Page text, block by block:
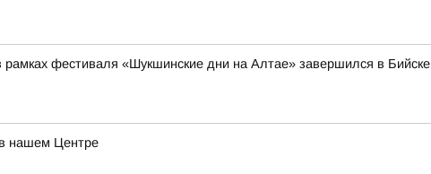
фестиваля «Шукшинские дни на Алтае» завершился в Бийске
нашем Центре